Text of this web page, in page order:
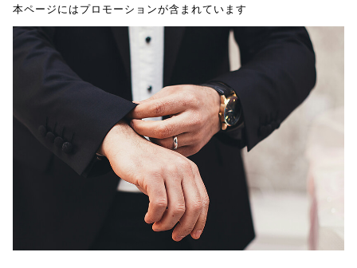
本ページにはプロモーションが含まれています